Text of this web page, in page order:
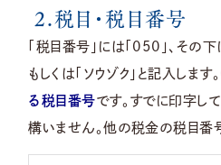
2.税目・税目番号
「税目番号」には「050」、その下
もしくは「ソウゾク」と記入しま
る税目番号です。すでに印字し
構いません。他の税金の税目番